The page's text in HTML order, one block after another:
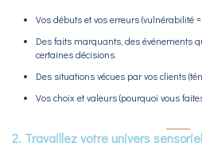
Vos débuts et vos erreurs (vulnérabilité
Des faits marquants, des événements
certaines décisions.
Des situations vécues par vos clients
Vos choix et valeurs (pourquoi vous
2. Travaillez votre univers sensoriel